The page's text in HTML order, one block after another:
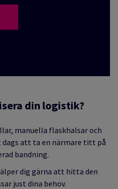
din logistik?
manuella flaskhalsar och
dags att ta en närmare titt på
bandning.
dig gärna att hitta den
just dina behov.